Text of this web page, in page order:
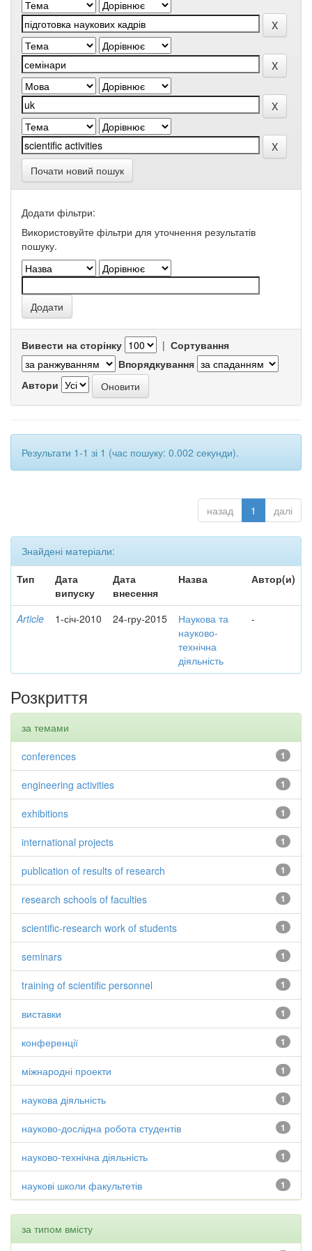
Почати новий пошук
Додати фільтри:
Використовуйте фільтри для уточнення результатів
пошуку.
Вивести на сторінку | Сортування
Впорядкування
Автори
Результати 1-1 зі 1 (час пошуку: 0.002 секунди).
назад 1 далі
Знайдені матеріали:
Тип
Дата
випуску
Дата
внесення
Назва Автор(и)
Article 1-січ-2010 24-гру-2015
Наукова та
науково-
технічна
діяльність
-
Розкриття
за темами
1
conferences
1
engineering activities
1
exhibitions
1
international projects
1
publication of results of research
1
research schools of faculties
1
scientific-research work of students
1
seminars
1
training of scientific personnel
1
виставки
1
конференції
1
міжнародні проекти
1
наукова діяльність
1
науково-дослідна робота студентів
1
науково-технічна діяльність
1
наукові школи факультетів
за типом вмісту